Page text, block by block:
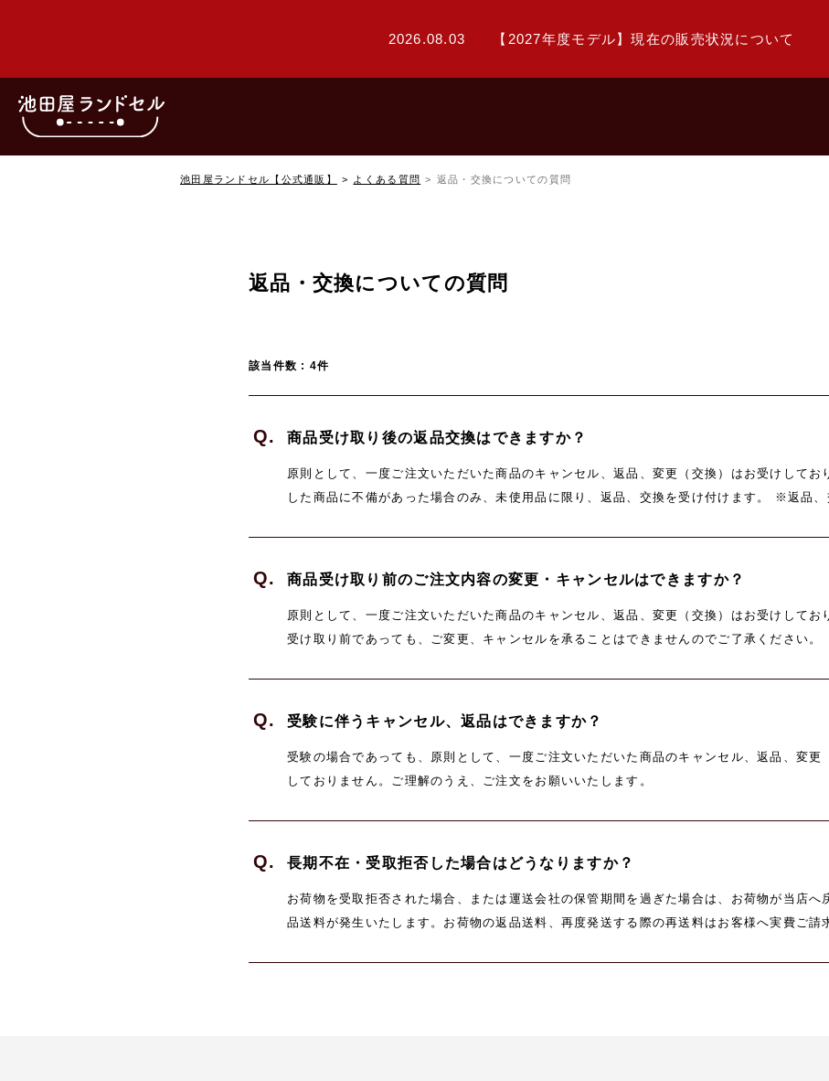
2026.08.03 【2027年度モデル】現在の販売状況について
池田屋ランドセル【公式通販】 よくある質問 返品・交換についての質問
返品・交換についての質問
該当件数 : 4件
Q. 商品受け取り後の返品交換はできますか？
原則として、一度ご注文いただいた商品のキャンセル、返品、変更（交換）はお受けしてお
した商品に不備があった場合のみ、未使用品に限り、返品、交換を受け付けます。 ※返品、交換となった場合
Q. 商品受け取り前のご注文内容の変更・キャンセルはできますか？
原則として、一度ご注文いただいた商品のキャンセル、返品、変更（交換）はお受けしてお
受け取り前であっても、ご変更、キャンセルを承ることはできませんのでご了承ください。
Q. 受験に伴うキャンセル、返品はできますか？
受験の場合であっても、原則として、一度ご注文いただいた商品のキャンセル、返品、変更
しておりません。ご理解のうえ、ご注文をお願いいたします。
Q. 長期不在・受取拒否した場合はどうなりますか？
お荷物を受取拒否された場合、または運送会社の保管期間を過ぎた場合は、お荷物が当店へ
品送料が発生いたします。お荷物の返品送料、再度発送する際の再送料はお客様へ実費ご請